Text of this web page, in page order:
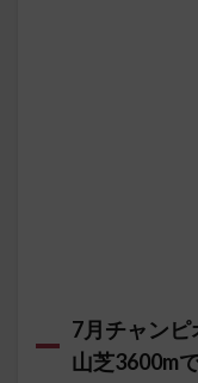
7月チャンピ
山芝3600m